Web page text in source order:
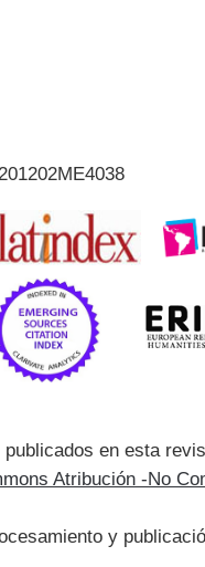
en esta
Atribución -No
y